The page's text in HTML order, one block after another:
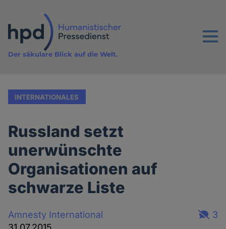
Inhalt
Menu
Der säkulare Blick auf die Welt.
INTERNATIONALES
Russland setzt
unerwünschte
Organisationen auf
schwarze Liste
Amnesty International
3